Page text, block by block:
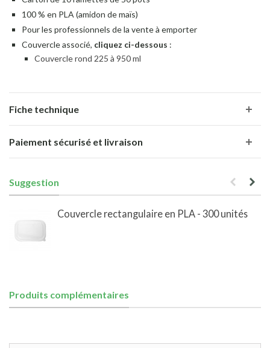
100 % en PLA (amidon de maïs)
Pour les professionnels de la vente à emporter
Couvercle associé, cliquez ci-dessous :
Couvercle rond 225 à 950 ml
Fiche technique
Paiement sécurisé et livraison
Suggestion
Couvercle rectangulaire en PLA - 300 unités
Produits complémentaires